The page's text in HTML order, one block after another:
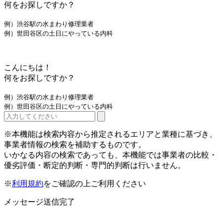
何をお探しですか？
例）渋谷駅の水まわり修理業者
例）世田谷区の土日にやっている内科
こんにちは！
何をお探しですか？
例）渋谷駅の水まわり修理業者
例）世田谷区の土日にやっている内科
※本機能は検索内容から推定されるエリアと業種に基づき、
事業者情報の検索を補助するものです。
いかなる内容の検索であっても、本機能では事業者の比較・
優劣評価・断定的判断・専門的判断は行いません。
※利用規約をご確認の上ご利用ください
メッセージ送信完了